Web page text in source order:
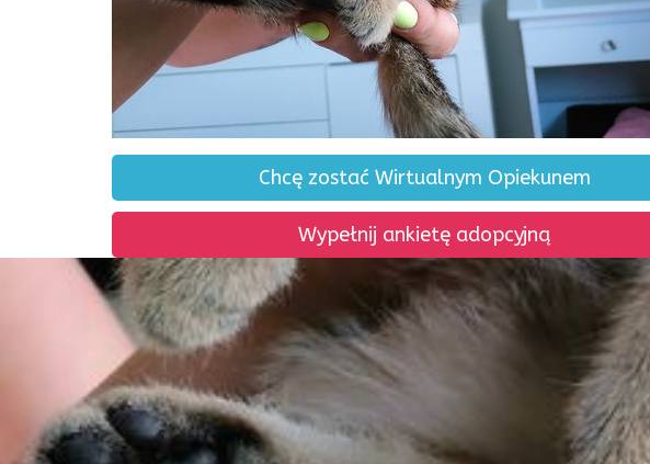
Chcę zostać Wirtualnym Opiekunem
Wypełnij ankietę adopcyjną